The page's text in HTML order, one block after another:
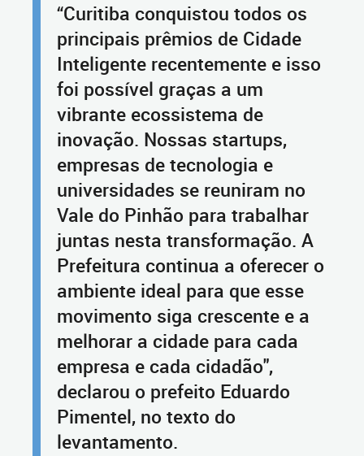
“Curitiba conquistou todos os
principais prêmios de Cidade
Inteligente recentemente e isso
foi possível graças a um
vibrante ecossistema de
inovação. Nossas startups,
empresas de tecnologia e
universidades se reuniram no
Vale do Pinhão para trabalhar
juntas nesta transformação. A
Prefeitura continua a oferecer o
ambiente ideal para que esse
movimento siga crescente e a
melhorar a cidade para cada
empresa e cada cidadão",
declarou o prefeito Eduardo
Pimentel, no texto do
levantamento.